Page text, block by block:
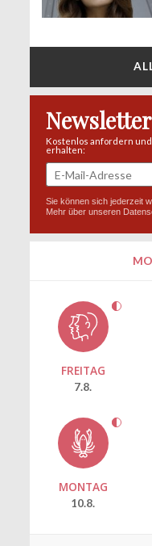
Newsletter
Kostenlos anfordern
erhalten:
Sie können sich jederzeit
Mehr über unseren
FREITAG
7.8.
MONTAG
10.8.